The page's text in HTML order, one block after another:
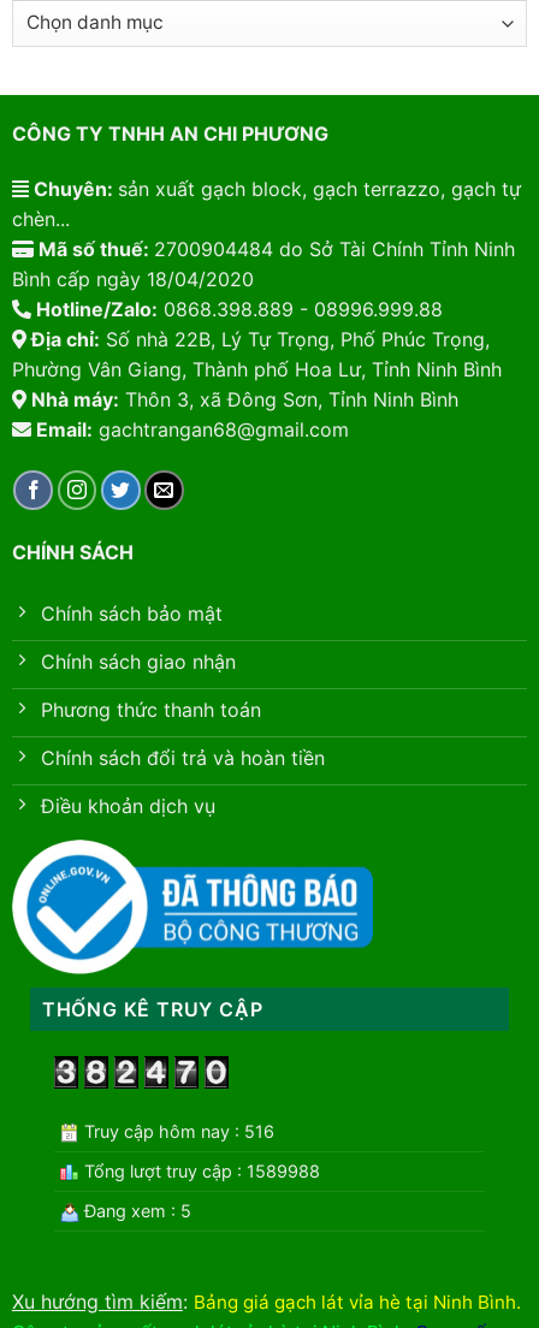
Danh
CÔNG TY TNHH AN CHI PHƯƠNG
Chuyên: sản xuất gạch block, gạch terrazzo, gạch tự
chèn...
Mã số thuế: 2700904484 do Sở Tài Chính Tỉnh Ninh
Bình cấp ngày 18/04/2020
Hotline/Zalo: 0868.398.889 - 08996.999.88
Địa chỉ: Số nhà 22B, Lý Tự Trọng, Phố Phúc Trọng,
Phường Vân Giang, Thành phố Hoa Lư, Tỉnh Ninh Bình
Nhà máy: Thôn 3, xã Đông Sơn, Tỉnh Ninh Bình
Email: gachtrangan68@gmail.com
CHÍNH SÁCH
Chính sách bảo mật
Chính sách giao nhận
Phương thức thanh toán
Chính sách đổi trả và hoàn tiền
Điều khoản dịch vụ
THỐNG KÊ TRUY CẬP
Truy cập hôm nay : 516
Tổng lượt truy cập : 1589988
Đang xem : 5
Xu hướng tìm kiếm: Bảng giá gạch lát vỉa hè tại Ninh Bình.